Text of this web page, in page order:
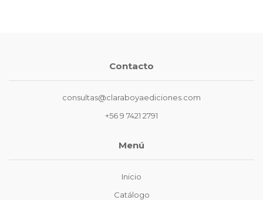
Contacto
consultas@claraboyaediciones.com
+56 9 7421 2791
Menú
Inicio
Catálogo